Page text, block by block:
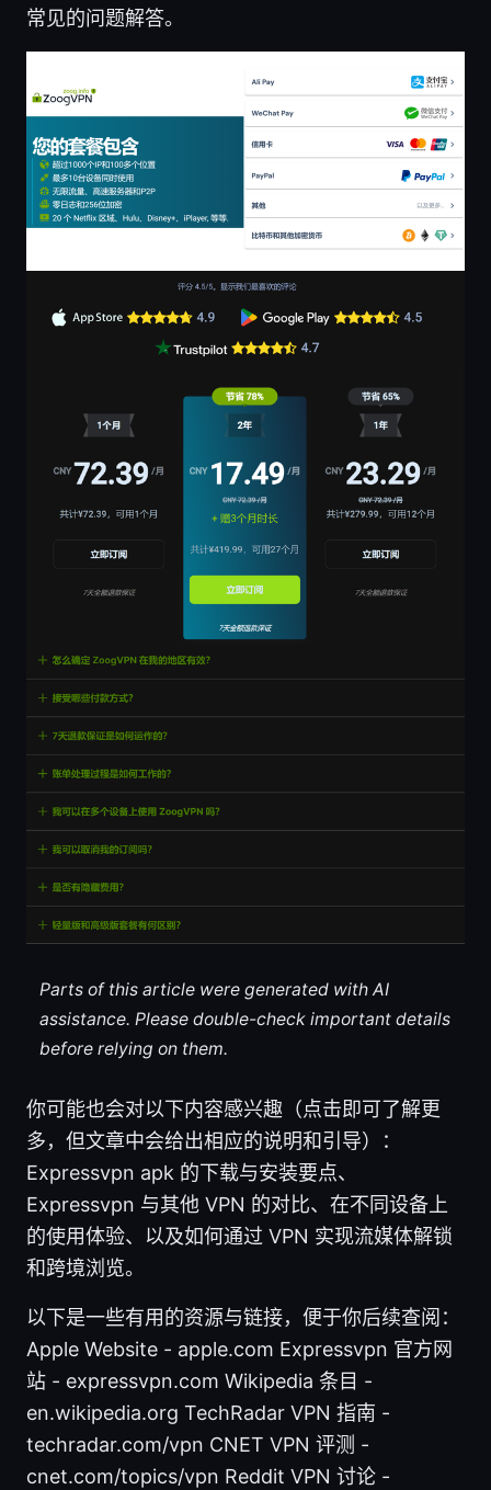
常见的问题解答。
Parts of this article were generated with AI
assistance. Please double-check important details
before relying on them.
你可能也会对以下内容感兴趣（点击即可了解更
多，但文章中会给出相应的说明和引导）：
Expressvpn apk 的下载与安装要点、
Expressvpn 与其他 VPN 的对比、在不同设备上
的使用体验、以及如何通过 VPN 实现流媒体解锁
和跨境浏览。
以下是一些有用的资源与链接，便于你后续查阅：
Apple Website - apple.com Expressvpn 官方网
站 - expressvpn.com Wikipedia 条目 -
en.wikipedia.org TechRadar VPN 指南 -
techradar.com/vpn CNET VPN 评测 -
cnet.com/topics/vpn Reddit VPN 讨论 -